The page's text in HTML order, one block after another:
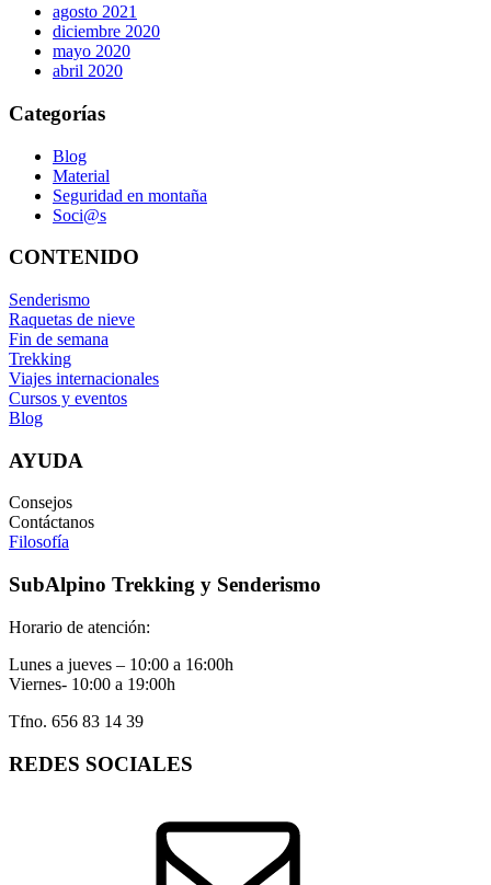
agosto 2021
diciembre 2020
mayo 2020
abril 2020
Categorías
Blog
Material
Seguridad en montaña
Soci@s
CONTENIDO
Senderismo
Raquetas de nieve
Fin de semana
Trekking
Viajes internacionales
Cursos y eventos
Blog
AYUDA
Consejos
Contáctanos
Filosofía
SubAlpino Trekking y Senderismo
Horario de atención:
Lunes a jueves – 10:00 a 16:00h
Viernes- 10:00 a 19:00h
Tfno. 656 83 14 39
REDES SOCIALES